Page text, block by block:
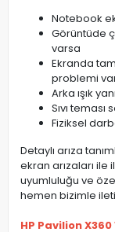
Notebook
Görüntüde
varsa
Ekranda
problemi
Arka ışık
Sıvı
Fiziksel
Detaylı arıza
ekran arızaları
uyumluluğu ve
hemen bizimle
HP Pavilion